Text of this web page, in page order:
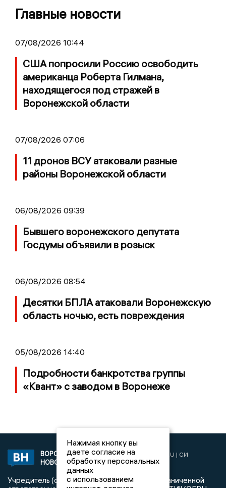
Главные новости
07/08/2026 10:44
США попросили Россию освободить
американца Роберта Гилмана,
находящегося под стражей в
Воронежской области
07/08/2026 07:06
11 дронов ВСУ атаковали разные
районы Воронежской области
06/08/2026 09:39
Бывшего воронежского депутата
Госдумы объявили в розыск
06/08/2026 08:54
Десятки БПЛА атаковали Воронежскую
область ночью, есть повреждения
05/08/2026 14:40
Подробности банкротства группы
«Квант» с заводом в Воронеже
ВОРОНЕЖСКИЕ
НОВОСТИ
2019 © VORONEZHNEWS.RU | СИ
«Воронежские новости»
Учредитель (соучредители): Общество с ограниченной
Нажимая кнопку вы
даете согласие на
обработку персональных
данных
с использованием